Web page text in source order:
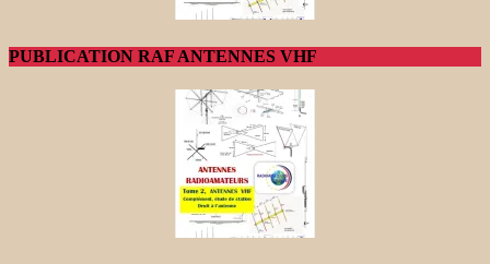
PUBLICATION RAF ANTENNES VHF